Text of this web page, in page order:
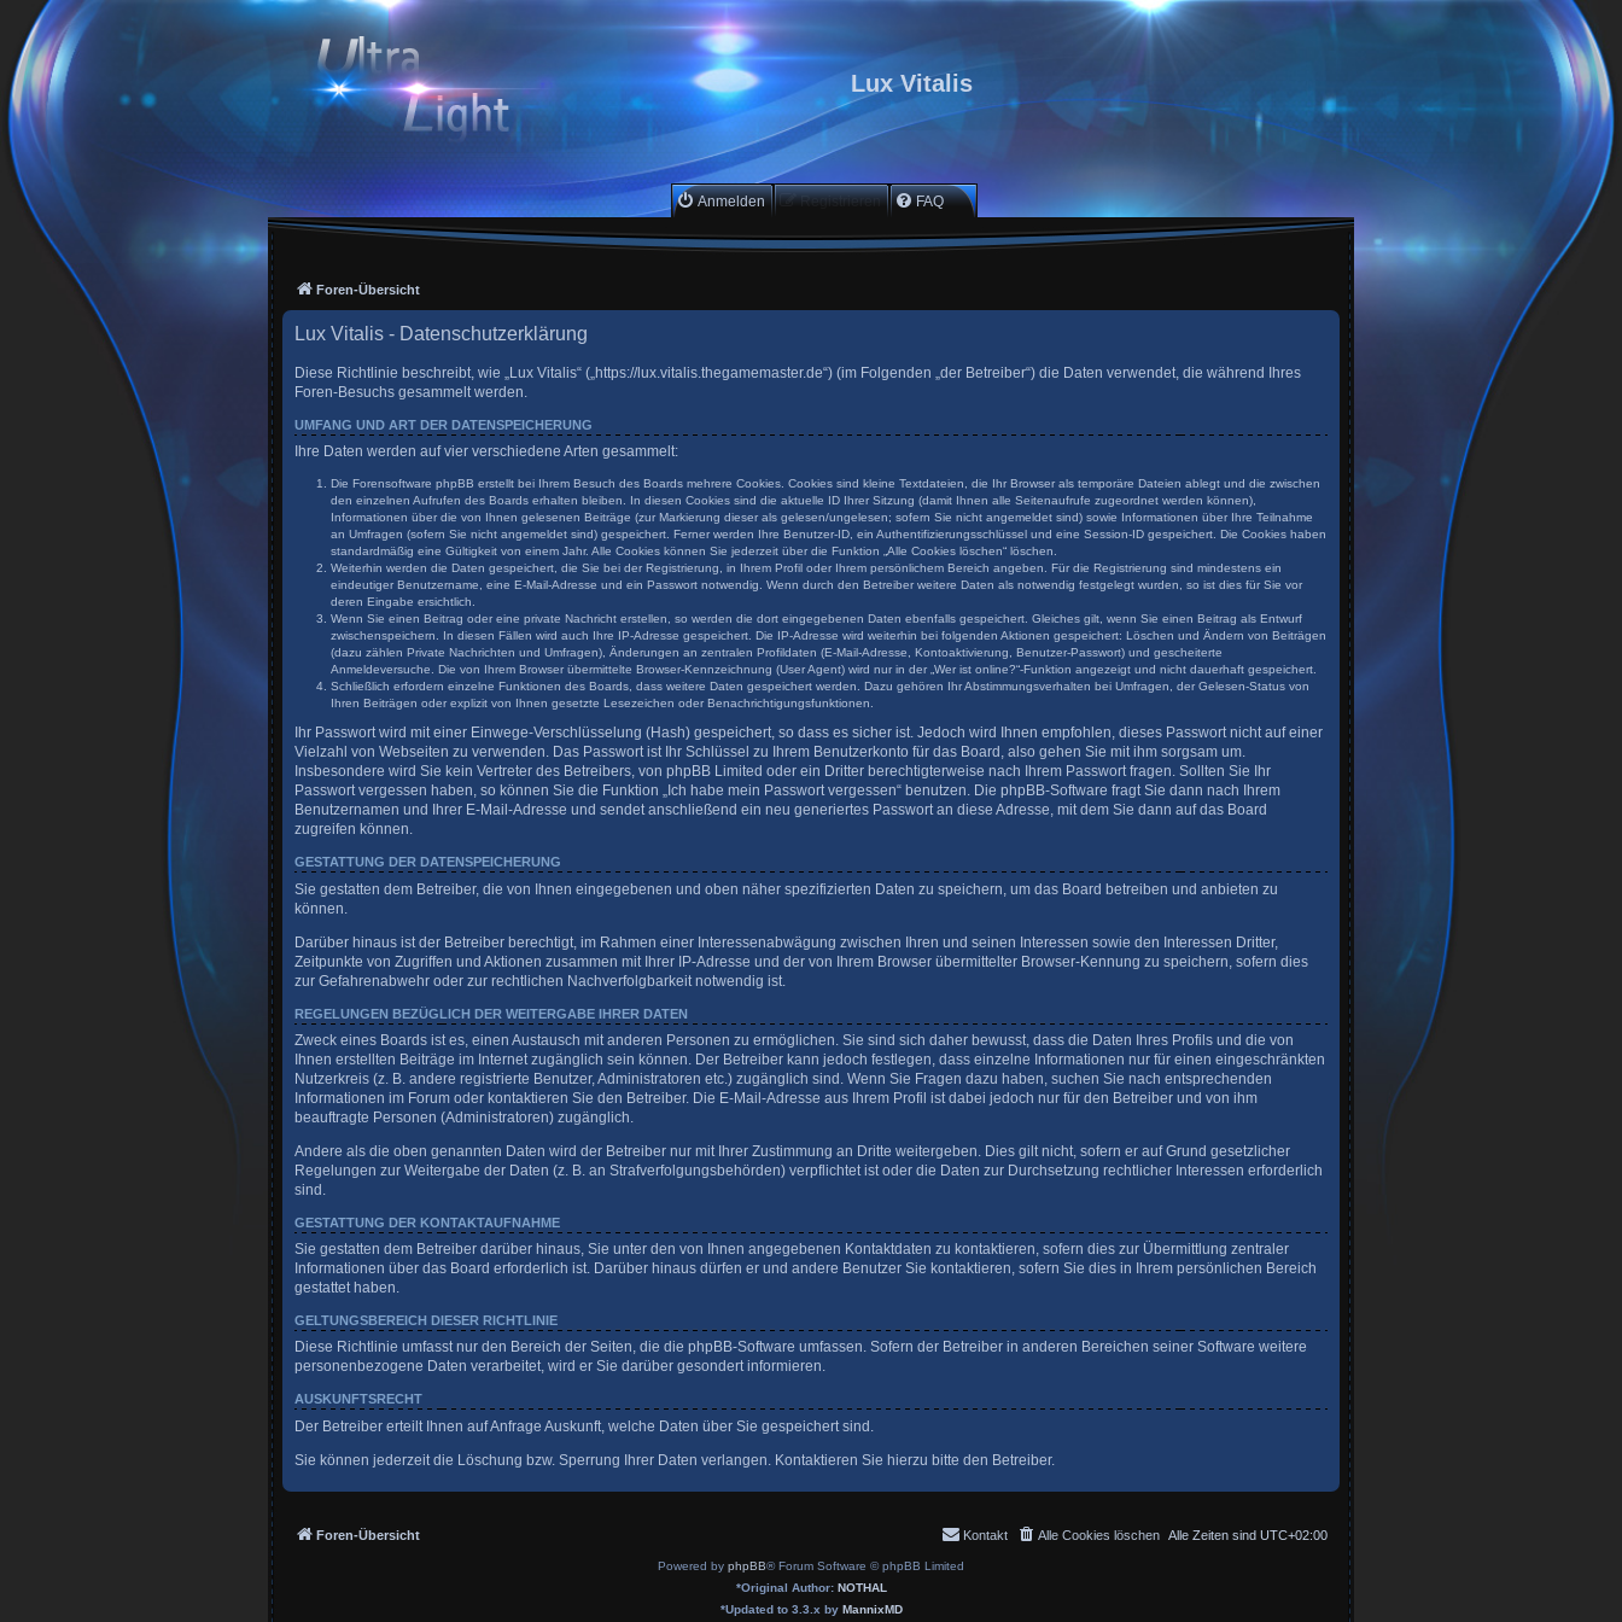
Lux Vitalis
Anmelden Registrieren FAQ
Foren-Übersicht
Lux Vitalis - Datenschutzerklärung
Diese Richtlinie beschreibt, wie „Lux Vitalis“ („https://lux.vitalis.thegamemaster.de“) (im Folgenden „der Betreiber“) die Daten verwendet, die während Ihres
Foren-Besuchs gesammelt werden.
UMFANG UND ART DER DATENSPEICHERUNG
Ihre Daten werden auf vier verschiedene Arten gesammelt:
Die Forensoftware phpBB erstellt bei Ihrem Besuch des Boards mehrere Cookies. Cookies sind kleine Textdateien, die Ihr Browser als temporäre Dateien ablegt und die zwischen
den einzelnen Aufrufen des Boards erhalten bleiben. In diesen Cookies sind die aktuelle ID Ihrer Sitzung (damit Ihnen alle Seitenaufrufe zugeordnet werden können),
Informationen über die von Ihnen gelesenen Beiträge (zur Markierung dieser als gelesen/ungelesen; sofern Sie nicht angemeldet sind) sowie Informationen über Ihre Teilnahme
an Umfragen (sofern Sie nicht angemeldet sind) gespeichert. Ferner werden Ihre Benutzer-ID, ein Authentifizierungsschlüssel und eine Session-ID gespeichert. Die Cookies haben
standardmäßig eine Gültigkeit von einem Jahr. Alle Cookies können Sie jederzeit über die Funktion „Alle Cookies löschen“ löschen.
Weiterhin werden die Daten gespeichert, die Sie bei der Registrierung, in Ihrem Profil oder Ihrem persönlichem Bereich angeben. Für die Registrierung sind mindestens ein
eindeutiger Benutzername, eine E-Mail-Adresse und ein Passwort notwendig. Wenn durch den Betreiber weitere Daten als notwendig festgelegt wurden, so ist dies für Sie vor
deren Eingabe ersichtlich.
Wenn Sie einen Beitrag oder eine private Nachricht erstellen, so werden die dort eingegebenen Daten ebenfalls gespeichert. Gleiches gilt, wenn Sie einen Beitrag als Entwurf
zwischenspeichern. In diesen Fällen wird auch Ihre IP-Adresse gespeichert. Die IP-Adresse wird weiterhin bei folgenden Aktionen gespeichert: Löschen und Ändern von Beiträgen
(dazu zählen Private Nachrichten und Umfragen), Änderungen an zentralen Profildaten (E-Mail-Adresse, Kontoaktivierung, Benutzer-Passwort) und gescheiterte
Anmeldeversuche. Die von Ihrem Browser übermittelte Browser-Kennzeichnung (User Agent) wird nur in der „Wer ist online?“-Funktion angezeigt und nicht dauerhaft gespeichert.
Schließlich erfordern einzelne Funktionen des Boards, dass weitere Daten gespeichert werden. Dazu gehören Ihr Abstimmungsverhalten bei Umfragen, der Gelesen-Status von
Ihren Beiträgen oder explizit von Ihnen gesetzte Lesezeichen oder Benachrichtigungsfunktionen.
Ihr Passwort wird mit einer Einwege-Verschlüsselung (Hash) gespeichert, so dass es sicher ist. Jedoch wird Ihnen empfohlen, dieses Passwort nicht auf einer
Vielzahl von Webseiten zu verwenden. Das Passwort ist Ihr Schlüssel zu Ihrem Benutzerkonto für das Board, also gehen Sie mit ihm sorgsam um.
Insbesondere wird Sie kein Vertreter des Betreibers, von phpBB Limited oder ein Dritter berechtigterweise nach Ihrem Passwort fragen. Sollten Sie Ihr
Passwort vergessen haben, so können Sie die Funktion „Ich habe mein Passwort vergessen“ benutzen. Die phpBB-Software fragt Sie dann nach Ihrem
Benutzernamen und Ihrer E-Mail-Adresse und sendet anschließend ein neu generiertes Passwort an diese Adresse, mit dem Sie dann auf das Board
zugreifen können.
GESTATTUNG DER DATENSPEICHERUNG
Sie gestatten dem Betreiber, die von Ihnen eingegebenen und oben näher spezifizierten Daten zu speichern, um das Board betreiben und anbieten zu
können.
Darüber hinaus ist der Betreiber berechtigt, im Rahmen einer Interessenabwägung zwischen Ihren und seinen Interessen sowie den Interessen Dritter,
Zeitpunkte von Zugriffen und Aktionen zusammen mit Ihrer IP-Adresse und der von Ihrem Browser übermittelter Browser-Kennung zu speichern, sofern dies
zur Gefahrenabwehr oder zur rechtlichen Nachverfolgbarkeit notwendig ist.
REGELUNGEN BEZÜGLICH DER WEITERGABE IHRER DATEN
Zweck eines Boards ist es, einen Austausch mit anderen Personen zu ermöglichen. Sie sind sich daher bewusst, dass die Daten Ihres Profils und die von
Ihnen erstellten Beiträge im Internet zugänglich sein können. Der Betreiber kann jedoch festlegen, dass einzelne Informationen nur für einen eingeschränkten
Nutzerkreis (z. B. andere registrierte Benutzer, Administratoren etc.) zugänglich sind. Wenn Sie Fragen dazu haben, suchen Sie nach entsprechenden
Informationen im Forum oder kontaktieren Sie den Betreiber. Die E-Mail-Adresse aus Ihrem Profil ist dabei jedoch nur für den Betreiber und von ihm
beauftragte Personen (Administratoren) zugänglich.
Andere als die oben genannten Daten wird der Betreiber nur mit Ihrer Zustimmung an Dritte weitergeben. Dies gilt nicht, sofern er auf Grund gesetzlicher
Regelungen zur Weitergabe der Daten (z. B. an Strafverfolgungsbehörden) verpflichtet ist oder die Daten zur Durchsetzung rechtlicher Interessen erforderlich
sind.
GESTATTUNG DER KONTAKTAUFNAHME
Sie gestatten dem Betreiber darüber hinaus, Sie unter den von Ihnen angegebenen Kontaktdaten zu kontaktieren, sofern dies zur Übermittlung zentraler
Informationen über das Board erforderlich ist. Darüber hinaus dürfen er und andere Benutzer Sie kontaktieren, sofern Sie dies in Ihrem persönlichen Bereich
gestattet haben.
GELTUNGSBEREICH DIESER RICHTLINIE
Diese Richtlinie umfasst nur den Bereich der Seiten, die die phpBB-Software umfassen. Sofern der Betreiber in anderen Bereichen seiner Software weitere
personenbezogene Daten verarbeitet, wird er Sie darüber gesondert informieren.
AUSKUNFTSRECHT
Der Betreiber erteilt Ihnen auf Anfrage Auskunft, welche Daten über Sie gespeichert sind.
Sie können jederzeit die Löschung bzw. Sperrung Ihrer Daten verlangen. Kontaktieren Sie hierzu bitte den Betreiber.
Foren-Übersicht Alle Zeiten sind UTC+02:00
Alle Cookies löschen
Kontakt
Powered by phpBB® Forum Software © phpBB Limited
*Original Author: NOTHAL
*Updated to 3.3.x by MannixMD